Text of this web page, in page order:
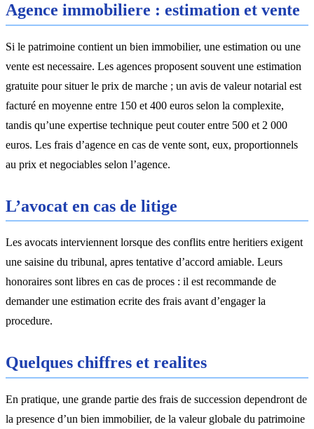
Agence immobiliere : estimation et vente
Si le patrimoine contient un bien immobilier, une estimation ou une
vente est necessaire. Les agences proposent souvent une estimation
gratuite pour situer le prix de marche ; un avis de valeur notarial est
facturé en moyenne entre 150 et 400 euros selon la complexite,
tandis qu’une expertise technique peut couter entre 500 et 2 000
euros. Les frais d’agence en cas de vente sont, eux, proportionnels
au prix et negociables selon l’agence.
L’avocat en cas de litige
Les avocats interviennent lorsque des conflits entre heritiers exigent
une saisine du tribunal, apres tentative d’accord amiable. Leurs
honoraires sont libres en cas de proces : il est recommande de
demander une estimation ecrite des frais avant d’engager la
procedure.
Quelques chiffres et realites
En pratique, une grande partie des frais de succession dependront de
la presence d’un bien immobilier, de la valeur globale du patrimoine